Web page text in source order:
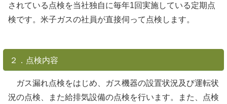
されている点検を当社独自に毎年1回実施している定期点
検です。米子ガスの社員が直接伺って点検します。
２．点検内容
ガス漏れ点検をはじめ、ガス機器の設置状況及び運転状
況の点検、また給排気設備の点検を行います。また、点検